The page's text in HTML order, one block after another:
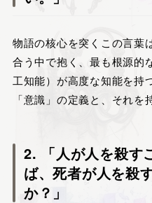
物語の核心を突くこの言葉
合う中で抱く、最も根源的
工知能）が高度な知能を持
「意識」の定義と、それを
2. 「人が人を殺す
ば、死者が人を殺
か？」